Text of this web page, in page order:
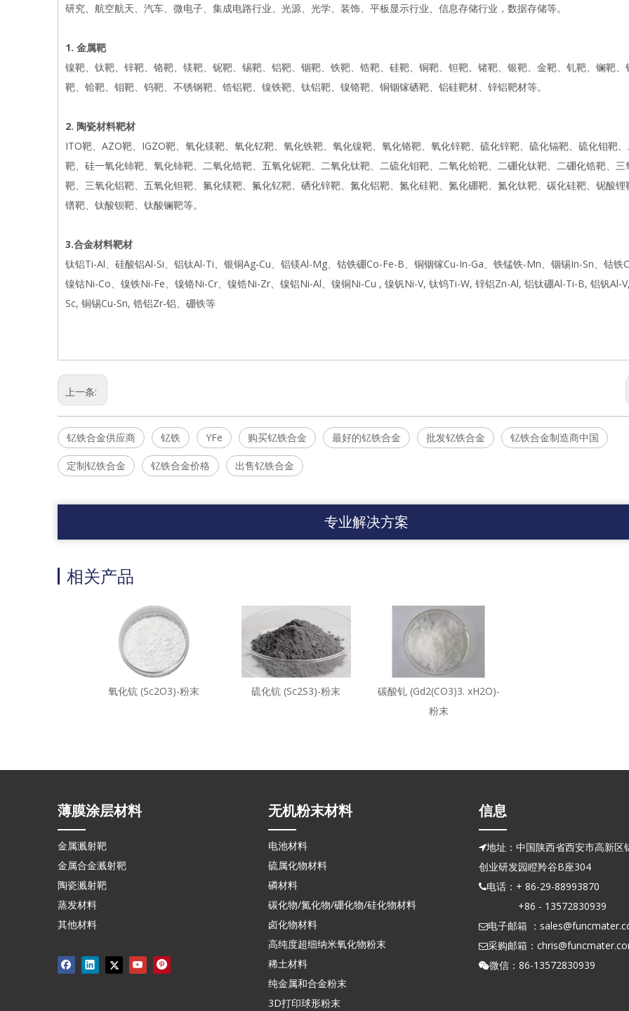
研究、航空航天、汽车、微电子、集成电路行业、光源、光学、装饰、平板显示行业、信息存储行业，数据存储等。
1. 金属靶
镍靶、钛靶、锌靶、铬靶、镁靶、铌靶、锡靶、铝靶、铟靶、铁靶、锆靶、硅靶、铜靶、钽靶、锗靶、银靶、金靶、钆靶、镧靶、
靶、铪靶、钼靶、钨靶、不锈钢靶、锆铝靶、镍铁靶、钛铝靶、镍铬靶、铜铟镓硒靶、铝硅靶材、锌铝靶材等。
2. 陶瓷材料靶材
ITO靶、AZO靶、IGZO靶、氧化镁靶、氧化钇靶、氧化铁靶、氧化镍靶、氧化铬靶、氧化锌靶、硫化锌靶、硫化镉靶、硫化钼靶
靶、硅一氧化铈靶、氧化铈靶、二氧化锆靶、五氧化铌靶、二氧化钛靶、二硫化钼靶、二氧化铪靶、二硼化钛靶、二硼化锆靶、三
靶、三氧化铝靶、五氧化钽靶、氟化镁靶、氟化钇靶、硒化锌靶、氮化铝靶、氮化硅靶、氮化硼靶、氮化钛靶、碳化硅靶、铌酸锂
镨靶、钛酸钡靶、钛酸镧靶等。
3.合金材料靶材
钛铝Ti-Al、硅酸铝Al-Si、铝钛Al-Ti、银铜Ag-Cu、铝镁Al-Mg、钴铁硼Co-Fe-B、铜铟镓Cu-In-Ga、铁锰铁-Mn、铟锡In-Sn、钴铁
镍钴Ni-Co、镍铁Ni-Fe、镍铬Ni-Cr、镍锆Ni-Zr、镍铝Ni-Al、镍铜Ni-Cu , 镍钒Ni-V, 钛钨Ti-W, 锌铝Zn-Al, 铝钛硼Al-Ti-B, 铝钒Al-
Sc, 铜锡Cu-Sn, 锆铝Zr-铝、硼铁等
上一条:
钇铁合金供应商 钇铁 YFe 购买钇铁合金 最好的钇铁合金 批发钇铁合金 钇铁合金制造商中国
定制钇铁合金 钇铁合金价格 出售钇铁合金
专业解决方案
相关产品
氧化钪 (Sc2O3)-粉末 硫化钪 (Sc2S3)-粉末
碳酸钆 (Gd2(CO3)3. xH2O)-
粉末
薄膜涂层材料
金属溅射靶
金属合金溅射靶
陶瓷溅射靶
蒸发材料
其他材料
无机粉末材料
电池材料
硫属化物材料
磷材料
碳化物/氮化物/硼化物/硅化物材料
卤化物材料
高纯度超细纳米氧化物粉末
稀土材料
纯金属和合金粉末
3D打印球形粉末
信息
地址：中国陕西省西安市高新区
创业研发园瞪羚谷B座304
电话：+ 86-29-88993870
+86 - 13572830939
电子邮箱 ：
采购邮箱：
微信：86-13572830939